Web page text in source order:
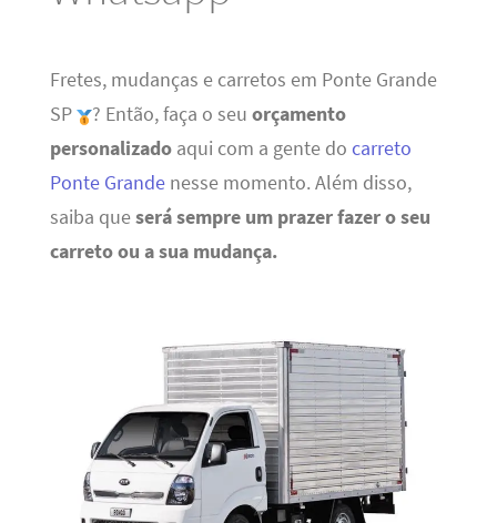
Fretes, mudanças e carretos em Ponte Grande
SP
? Então, faça o seu orçamento
personalizadoaqui com a gente do carreto
Ponte Grandenesse momento. Além disso,
saiba queserá sempre um prazer fazer o seu
carreto ou a sua mudança.